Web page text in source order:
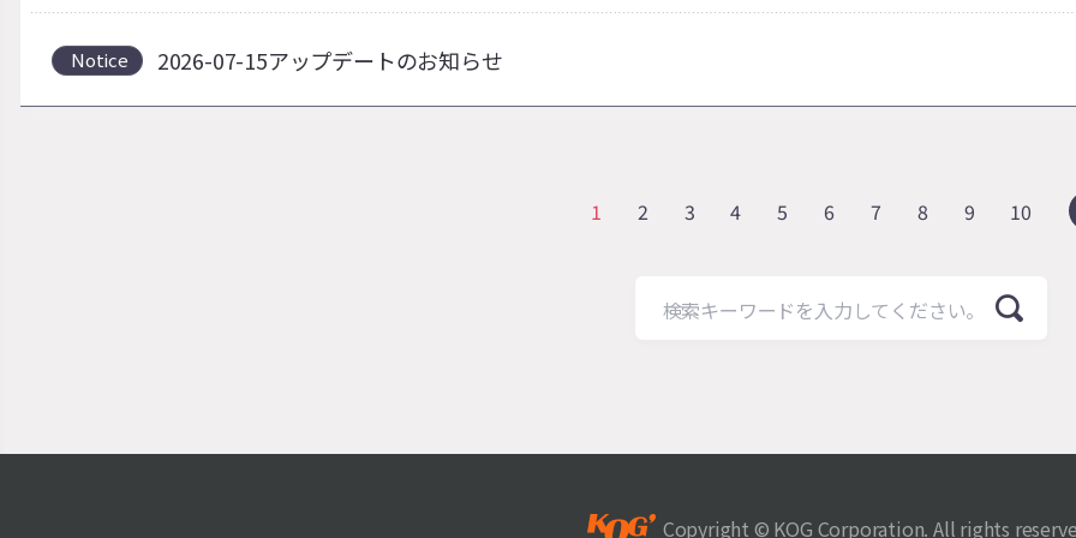
Notice 2026-07-15アップデートのお知らせ
1 2 3 4 5 6 7 8 9 10
Copyright © KOG Corporation. All rights